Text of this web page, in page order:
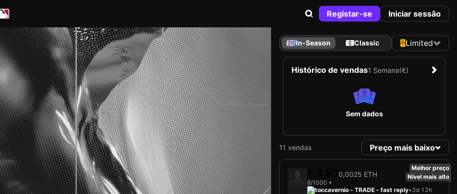
Registar-se Iniciar sessão
In-Season Classic Limited
Histórico de vendas1 Semana(€)
Sem dados
11 vendas Preço mais baixo
Melhor preço
Nível mais alto
0,0025 ETH
8/1000 •
toccavernio - TRADE - fast reply•3d 12h